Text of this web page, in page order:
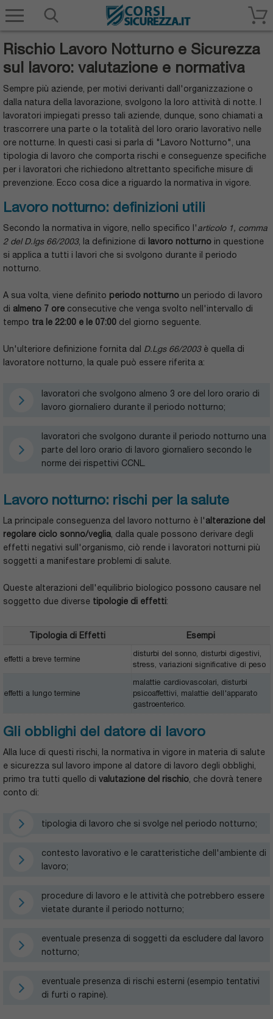
Rischio Lavoro Notturno e Sicurezza
sul lavoro: valutazione e normativa
Sempre più aziende, per motivi derivanti dall'organizzazione o
dalla natura della lavorazione, svolgono la loro attività di notte. I
lavoratori impiegati presso tali aziende, dunque, sono chiamati a
trascorrere una parte o la totalità del loro orario lavorativo nelle
ore notturne. In questi casi si parla di "Lavoro Notturno", una
tipologia di lavoro che comporta rischi e conseguenze specifiche
per i lavoratori che richiedono altrettanto specifiche misure di
prevenzione. Ecco cosa dice a riguardo la normativa in vigore.
Lavoro notturno: definizioni utili
Secondo la normativa in vigore, nello specifico l'articolo 1, comma
2 del D.lgs 66/2003, la definizione di lavoro notturno in questione
si applica a tutti i lavori che si svolgono durante il periodo
notturno.
A sua volta, viene definito periodo notturno un periodo di lavoro
di almeno 7 ore consecutive che venga svolto nell'intervallo di
tempo tra le 22:00 e le 07:00 del giorno seguente.
Un'ulteriore definizione fornita dal D.Lgs 66/2003è quella di
lavoratore notturno, la quale può essere riferita a:
lavoratori che svolgono almeno 3 ore del loro orario di
lavoro giornaliero durante il periodo notturno;
lavoratori che svolgono durante il periodo notturno una
parte del loro orario di lavoro giornaliero secondo le
norme dei rispettivi CCNL.
Lavoro notturno: rischi per la salute
La principale conseguenza del lavoro notturno è l'alterazione del
regolare ciclo sonno/veglia, dalla quale possono derivare degli
effetti negativi sull'organismo, ciò rende i lavoratori notturni più
soggetti a manifestare problemi di salute.
Queste alterazioni dell'equilibrio biologico possono causare nel
soggetto due diverse tipologie di effetti:
Tipologia di Effetti Esempi
effetti a breve termine
disturbi del sonno, disturbi digestivi,
stress, variazioni significative di peso
effetti a lungo termine
malattie cardiovascolari, disturbi
psicoaffettivi, malattie dell'apparato
gastroenterico.
Gli obblighi del datore di lavoro
Alla luce di questi rischi, la normativa in vigore in materia di salute
e sicurezza sul lavoro impone al datore di lavoro degli obblighi,
primo tra tutti quello di valutazione del rischio , che dovrà tenere
conto di:
tipologia di lavoro che si svolge nel periodo notturno;
contesto lavorativo e le caratteristiche dell'ambiente di
lavoro;
procedure di lavoro e le attività che potrebbero essere
vietate durante il periodo notturno;
eventuale presenza di soggetti da escludere dal lavoro
notturno;
eventuale presenza di rischi esterni (esempio tentativi
di furti o rapine).